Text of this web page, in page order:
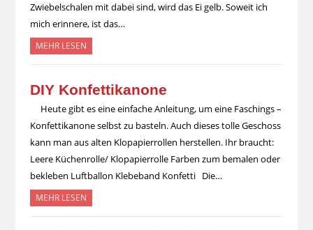
Zwiebelschalen mit dabei sind, wird das Ei gelb. Soweit ich
mich erinnere, ist das…
MEHR LESEN
DIY Konfettikanone
Heute gibt es eine einfache Anleitung, um eine Faschings –
Konfettikanone selbst zu basteln. Auch dieses tolle Geschoss
kann man aus alten Klopapierrollen herstellen. Ihr braucht:
Leere Küchenrolle/ Klopapierrolle Farben zum bemalen oder
bekleben Luftballon Klebeband Konfetti Die…
MEHR LESEN